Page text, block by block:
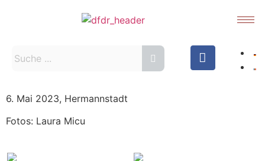
6. Mai 2023, Hermannstadt
Fotos: Laura Micu